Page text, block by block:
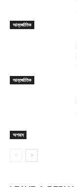
আন্তর্জাতিক
আন্তর্জাতিক
অপরাধ